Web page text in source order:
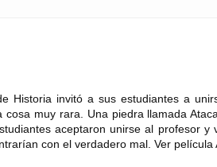
Historia invitó a sus estudiantes a
muy rara. Una piedra llamada
aceptaron unirse al profesor y
con el verdadero mal. Ver película